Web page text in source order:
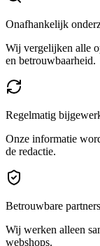
Onafhankelijk
Wij vergelijken alle
en betrouwbaarheid.
Regelmatig
Onze informatie
de redactie.
Betrouwbare partners
Wij werken alleen
webshops.